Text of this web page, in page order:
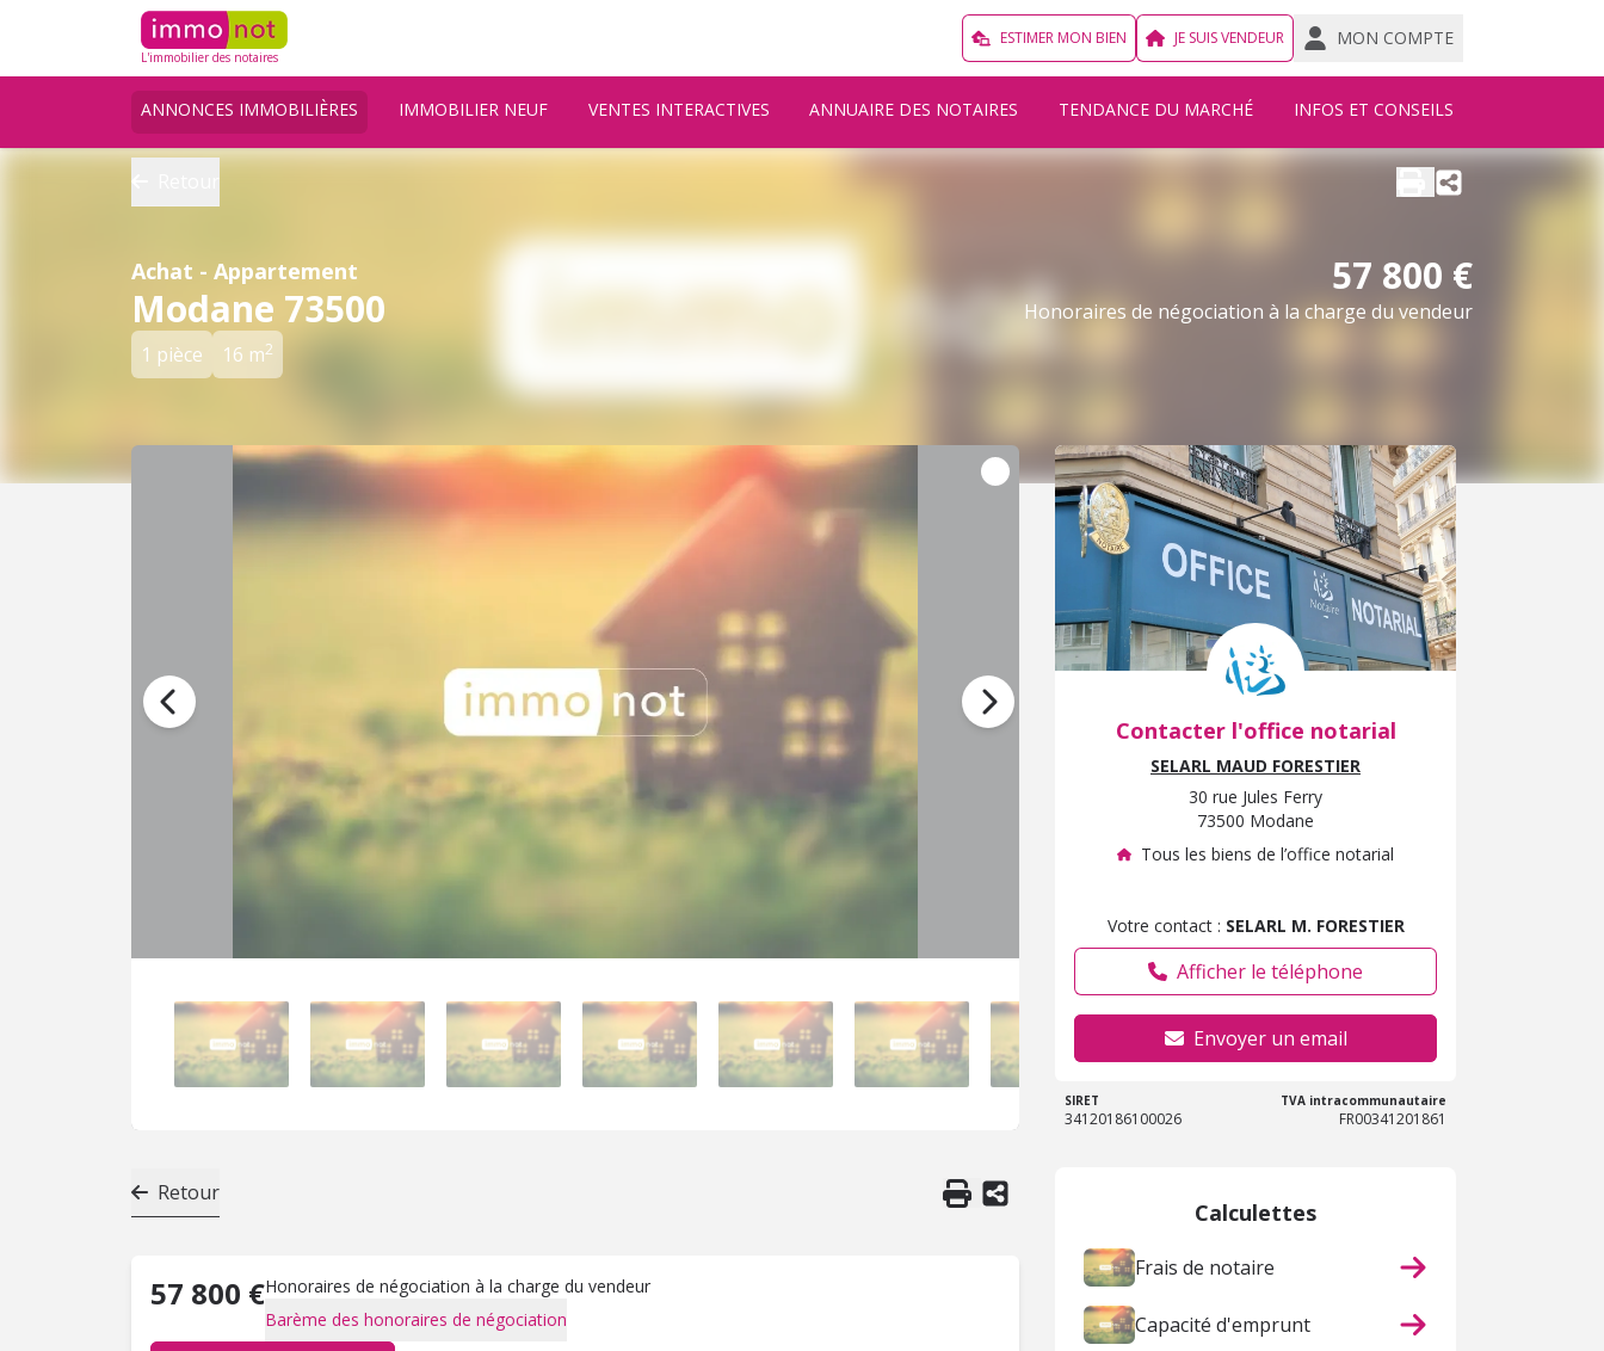
L'immobilier des notaires
ESTIMER MON BIEN JE SUIS VENDEUR MON COMPTE
ANNONCES IMMOBILIÈRES IMMOBILIER NEUF VENTES INTERACTIVES ANNUAIRE DES NOTAIRES TENDANCE DU MARCHÉ INFOS ET CONSEILS
Achat - Appartement
Modane 73500
1 pièce 16 m2
57 800 €
Honoraires de négociation à la charge du vendeur
Retour
57 800 €Honoraires de négociation à la charge du vendeur
Barème des honoraires de négociation
Contacter l'office notarial
SELARL MAUD FORESTIER
30 rue Jules Ferry
73500 Modane
Tous les biens de l’office notarial
Votre contact : SELARL M. FORESTIER
Afficher le téléphone
Envoyer un email
SIRET
34120186100026
TVA intracommunautaire
FR00341201861
Calculettes
Frais de notaire
Capacité d'emprunt